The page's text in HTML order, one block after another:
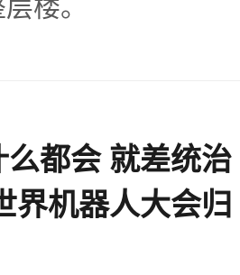
都会 就差统治
界机器人大会归